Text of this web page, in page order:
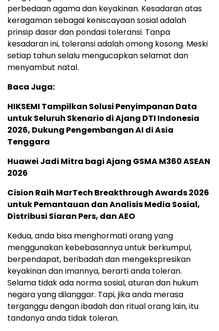
perbedaan agama dan keyakinan. Kesadaran atas
keragaman sebagai keniscayaan sosial adalah
prinsip dasar dan pondasi toleransi. Tanpa
kesadaran ini, toleransi adalah omong kosong. Meski
setiap tahun selalu mengucapkan selamat dan
menyambut natal.
Baca Juga:
HIKSEMI Tampilkan Solusi Penyimpanan Data
untuk Seluruh Skenario di Ajang DTI Indonesia
2026, Dukung Pengembangan AI di Asia
Tenggara
Huawei Jadi Mitra bagi Ajang GSMA M360 ASEAN
2026
Cision Raih MarTech Breakthrough Awards 2026
untuk Pemantauan dan Analisis Media Sosial,
Distribusi Siaran Pers, dan AEO
Kedua, anda bisa menghormati orang yang
menggunakan kebebasannya untuk berkumpul,
berpendapat, beribadah dan mengekspresikan
keyakinan dan imannya, berarti anda toleran.
Selama tidak ada norma sosial, aturan dan hukum
negara yang dilanggar. Tapi, jika anda merasa
terganggu dengan ibadah dan ritual orang lain, itu
tandanya anda tidak toleran.